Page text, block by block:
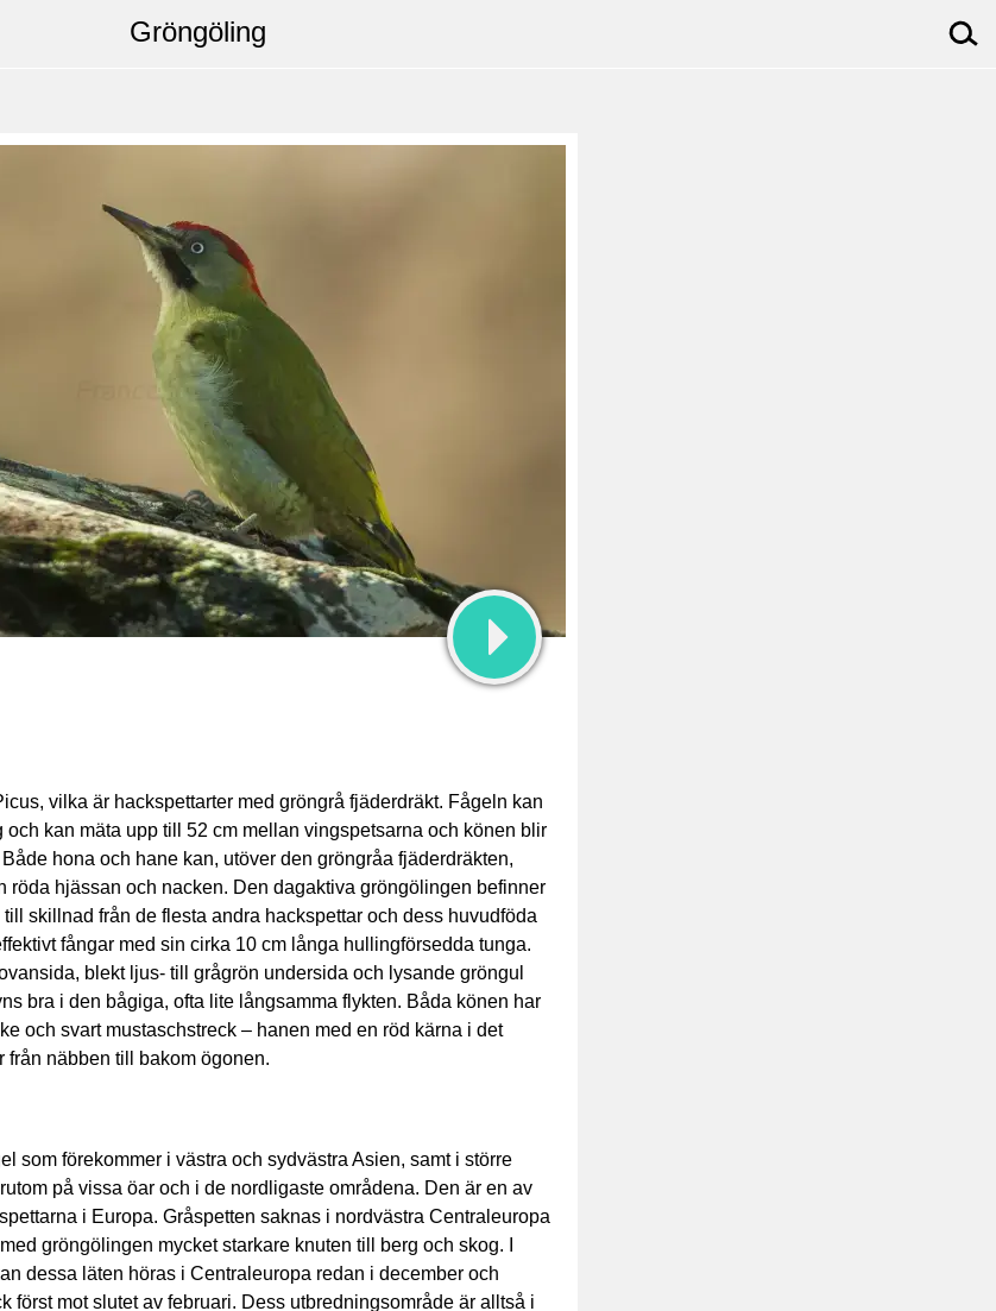
Gröngöling
Gröngöling
vilka är hackspettarter med gröngrå fjäderdräkt. Fågeln kan
och kan mäta upp till 52 cm mellan vingspetsarna och könen blir
hona och hane kan, utöver den gröngråa fjäderdräkten,
röda hjässan och nacken. Den dagaktiva gröngölingen befinner
skillnad från de flesta andra hackspettar och dess huvudföda
fångar med sin cirka 10 cm långa hullingförsedda tunga.
blekt ljus- till grågrön undersida och lysande gröngul
bra i den bågiga, ofta lite långsamma flykten. Båda könen har
och svart mustaschstreck – hanen med en röd kärna i det
från näbben till bakom ögonen.
som förekommer i västra och sydvästra Asien, samt i större
på vissa öar och i de nordligaste områdena. Den är en av
i Europa. Gråspetten saknas i nordvästra Centraleuropa
gröngölingen mycket starkare knuten till berg och skog. I
dessa läten höras i Centraleuropa redan i december och
först mot slutet av februari. Dess utbredningsområde är alltså i